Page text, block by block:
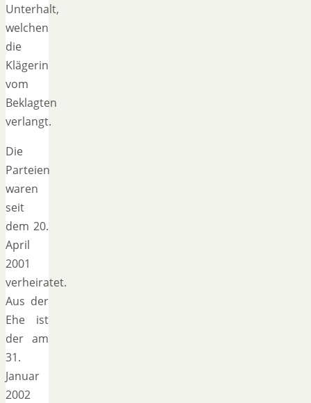
Unterhalt,
welchen
die
Klägerin
vom
Beklagten
verlangt.
Die
Parteien
waren
seit
dem 20.
April
2001
verheiratet.
Aus der
Ehe ist
der am
31.
Januar
2002